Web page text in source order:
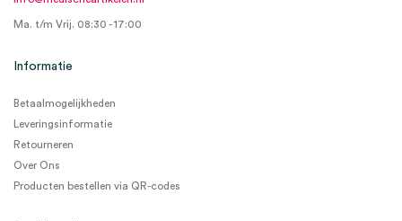
Ma. t/m Vrij. 08:30 - 17:00
Informatie
Betaalmogelijkheden
Leveringsinformatie
Retourneren
Over Ons
Producten bestellen via QR-codes